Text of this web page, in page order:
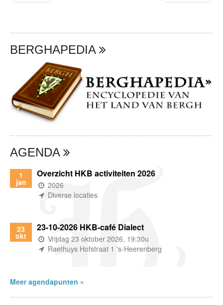
BERGHAPEDIA
AGENDA
1
jan
Overzicht HKB activiteiten 2026
(wanneer)
2026
(waar)
Diverse locaties
23
okt
23-10-2026 HKB-café Dialect
(wanneer)
Vrijdag 23 oktober 2026, 19:30u
(waar)
Raethuys Hofstraat 1 's-Heerenberg
Meer agendapunten »